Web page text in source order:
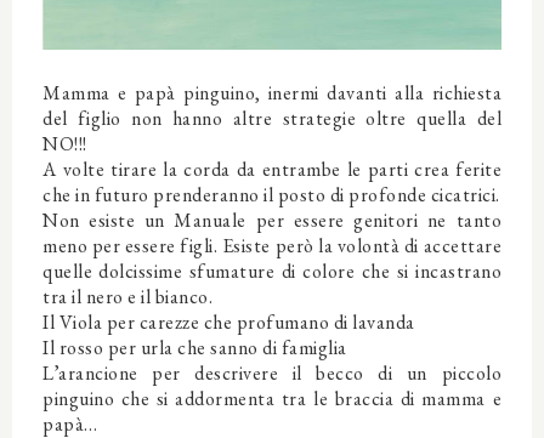
Mamma e papà pinguino, inermi davanti alla richiesta
del figlio non hanno altre strategie oltre quella del
NO!!!
A volte tirare la corda da entrambe le parti crea ferite
che in futuro prenderanno il posto di profonde cicatrici.
Non esiste un Manuale per essere genitori ne tanto
meno per essere figli. Esiste però la volontà di accettare
quelle dolcissime sfumature di colore che si incastrano
tra il nero e il bianco.
Il Viola per carezze che profumano di lavanda
Il rosso per urla che sanno di famiglia
L’arancione per descrivere il becco di un piccolo
pinguino che si addormenta tra le braccia di mamma e
papà…